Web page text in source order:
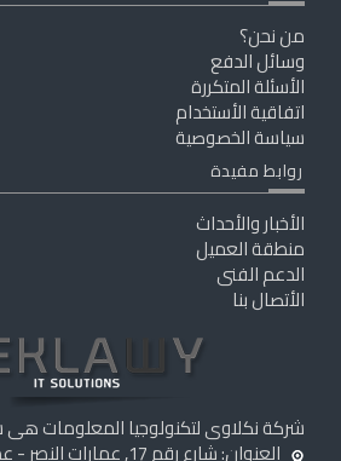
من نحن؟
وسائل الدفع
الأسئلة المتكررة
اتفاقية الأستخدام
سياسة الخصوصية
روابط مفيدة
الأخبار والأحداث
منطقة العميل
الدعم الفنى
الأتصال بنا
شركة نكلاوى لتكنولوجيا المعلومات